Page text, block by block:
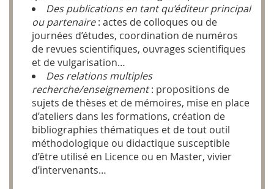
Des publications en tant qu’éditeur principal
ou partenaire: actes de colloques ou de
journées d’études, coordination de numéros
de revues scientifiques, ouvrages scientifiques
et de vulgarisation…
Des relations multiples
recherche/enseignement: propositions de
sujets de thèses et de mémoires, mise en place
d’ateliers dans les formations, création de
bibliographies thématiques et de tout outil
méthodologique ou didactique susceptible
d’être utilisé en Licence ou en Master, vivier
d’intervenants…